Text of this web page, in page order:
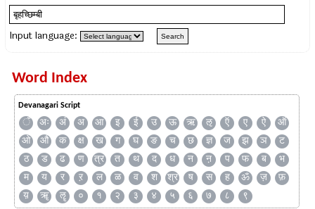
Input language:
Word Index
Devanagari Script
ँ अः अं अ आ इ ई उ ऊ ऋ ऌ ऍ ए ऐ
ऑ
ओ
औ क क्ष ख ग घ ङ च छ ज्ञ ज झ ञ
ट
ठ
ड ढ ण त्र त थ द ध न ऩ प फ ब
भ
म
य र ऱ ल ळ व श श्र ष स ह ॐ ज़
फ़
य़
ॠ ॡ ० १ २ ३ ४ ५ ६ ७ ८ ९